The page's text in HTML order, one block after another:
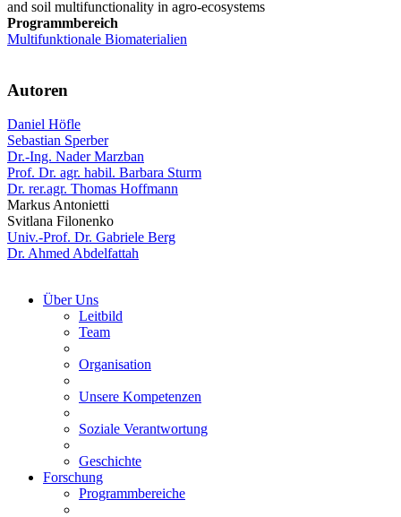
and soil multifunctionality in agro-ecosystems
Programmbereich
Multifunktionale Biomaterialien
Autoren
Daniel Höfle
Sebastian Sperber
Dr.-Ing. Nader Marzban
Prof. Dr. agr. habil. Barbara Sturm
Dr. rer.agr. Thomas Hoffmann
Markus Antonietti
Svitlana Filonenko
Univ.-Prof. Dr. Gabriele Berg
Dr. Ahmed Abdelfattah
Über Uns
Leitbild
Team
Organisation
Unsere Kompetenzen
Soziale Verantwortung
Geschichte
Forschung
Programmbereiche